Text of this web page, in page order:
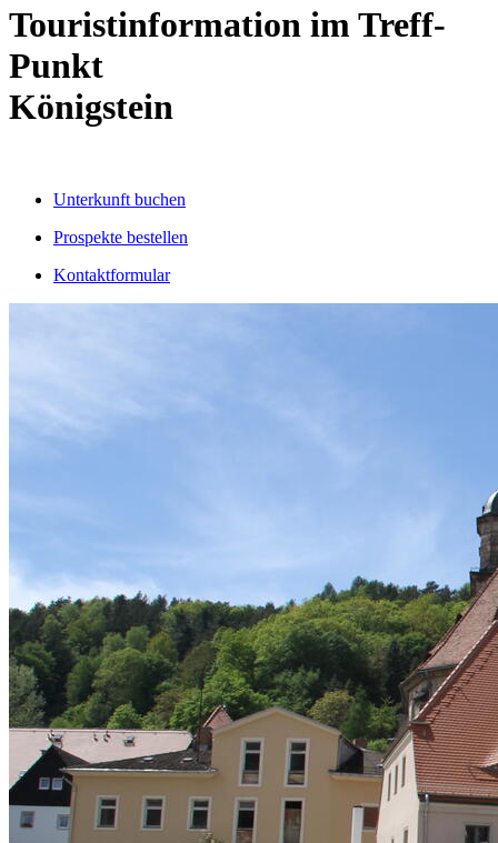
Touristinformation im Treff-
Punkt
Königstein
Unterkunft buchen
Prospekte bestellen
Kontaktformular